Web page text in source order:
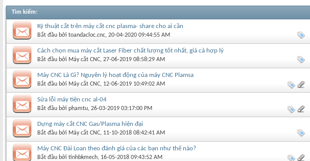
Tìm kiếm:
Kỹ thuật cắt trên máy cắt cnc plasma- share cho ai cần
Bắt đầu bởi toandacloc.cnc‎, 20-04-2020 09:44:55 AM
Cách chọn mua máy cắt Laser Fiber chất lượng tốt nhất, giá cả hợp lý
Bắt đầu bởi Máy cắt CNC‎, 27-06-2019 08:58:29 AM
Máy CNC Là Gì? Nguyên lý hoạt động của máy CNC Plamsa
Bắt đầu bởi Máy cắt CNC‎, 12-06-2019 10:49:02 AM
Sửa lỗi máy tiện cnc al-04
Bắt đầu bởi phamtu‎, 26-03-2019 03:17:00 PM
Dựng máy cắt CNC Gas/Plasma hiện đại
Bắt đầu bởi Máy cắt CNC‎, 11-10-2018 08:42:41 AM
Máy CNC Đài Loan theo đánh giá của các bạn như thế nào?
Bắt đầu bởi tinhbkmech‎, 16-05-2018 09:43:52 AM